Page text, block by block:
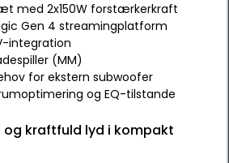
med 2x150W forstærkerkraft
Gen 4 streamingplatform
integration
(MM)
for ekstern subwoofer
og EQ-tilstande
og kraftfuld lyd i kompakt